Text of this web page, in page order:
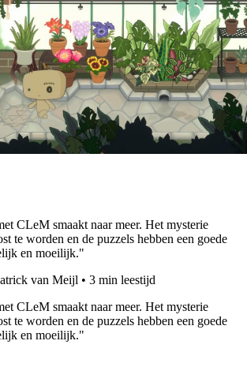
CLeM smaakt naar meer. Het mysterie
te worden en de puzzels hebben een goede
en moeilijk."
van Meijl • 3 min leestijd
CLeM smaakt naar meer. Het mysterie
te worden en de puzzels hebben een goede
en moeilijk."